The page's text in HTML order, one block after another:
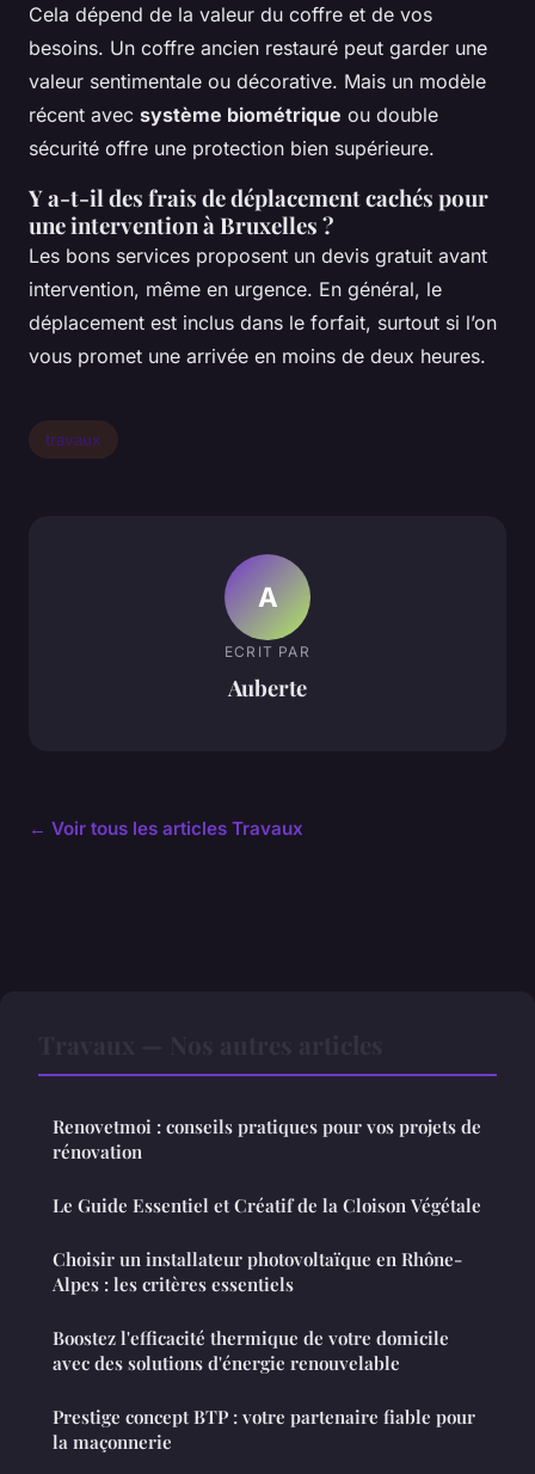
Cela dépend de la valeur du coffre et de vos
besoins. Un coffre ancien restauré peut garder une
valeur sentimentale ou décorative. Mais un modèle
récent avec système biométrique ou double
sécurité offre une protection bien supérieure.
Y a-t-il des frais de déplacement cachés pour
une intervention à Bruxelles ?
Les bons services proposent un devis gratuit avant
intervention, même en urgence. En général, le
déplacement est inclus dans le forfait, surtout si l’on
vous promet une arrivée en moins de deux heures.
travaux
A
ECRIT PAR
Auberte
← Voir tous les articles Travaux
Renovetmoi : conseils pratiques pour vos projets de
rénovation
Le Guide Essentiel et Créatif de la Cloison Végétale
Choisir un installateur photovoltaïque en Rhône-
Alpes : les critères essentiels
Boostez l'efficacité thermique de votre domicile
avec des solutions d'énergie renouvelable
Prestige concept BTP : votre partenaire fiable pour
la maçonnerie